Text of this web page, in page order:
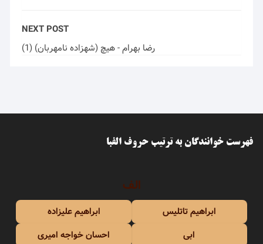
NEXT POST
رضا بهرام - هیچ (شهزاده نامهربان) (1)
فهرست خوانندگان به ترتیب حروف الفبا
الف
ابراهیم تاتلیس
ابراهیم علیزاده
ابی
احسان خواجه امیری